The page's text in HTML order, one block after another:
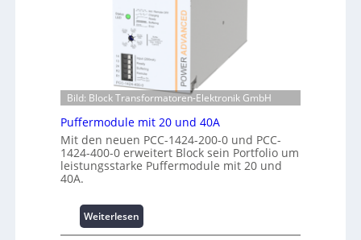
c
h
e
n
z
e
t
r
e
n
r
C
r
m
p
w
r
k
z
g
e
I
n
v
e
s
t
i
t
i
o
n
s
c
Bild: Block Transformatoren-Elektronik GmbH
Puffermodule mit 20 und 40A
Mit den neuen PCC-1424-200-0 und PCC-
1424-400-0 erweitert Block sein Portfolio um
leistungsstarke Puffermodule mit 20 und
40A.
Weiterlesen
P